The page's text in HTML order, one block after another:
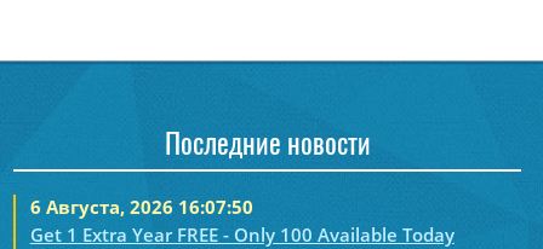
Последние новости
6 Августа, 2026 16:07:50
Get 1 Extra Year FREE - Only 100 Available Today